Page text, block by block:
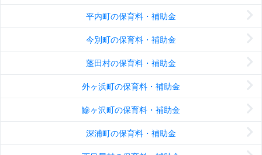
平内町の保育料・補助金
今別町の保育料・補助金
蓬田村の保育料・補助金
外ヶ浜町の保育料・補助金
鰺ヶ沢町の保育料・補助金
深浦町の保育料・補助金